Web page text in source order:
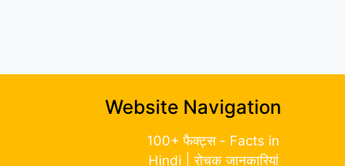
Website Navigation
100+ फैक्ट्स - Facts in
Hindi | रोचक जानकारियां